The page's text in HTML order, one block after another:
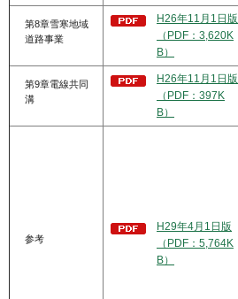
第8章雪寒地域
道路事業
H26年11月1日版
（PDF：3,620K
B）
第9章電線共同
溝
H26年11月1日版
（PDF：397K
B）
参考
H29年4月1日版
（PDF：5,764K
B）